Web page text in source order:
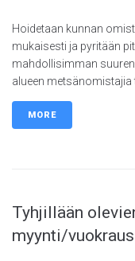
Hoidetaan kunnan
mukaisesti ja pyritään
mahdollisimman
alueen
MORE
Tyhjillään
myynti/vuokraus